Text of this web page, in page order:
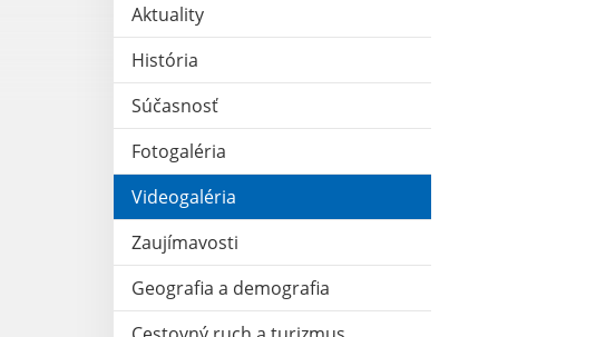
Aktuality
História
Súčasnosť
Fotogaléria
Videogaléria
Zaujímavosti
Geografia a demografia